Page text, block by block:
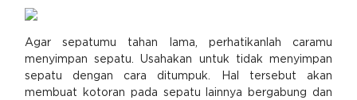
Agar sepatumu tahan lama, perhatikanlah caramu
menyimpan sepatu. Usahakan untuk tidak menyimpan
sepatu dengan cara ditumpuk. Hal tersebut akan
membuat kotoran pada sepatu lainnya bergabung dan